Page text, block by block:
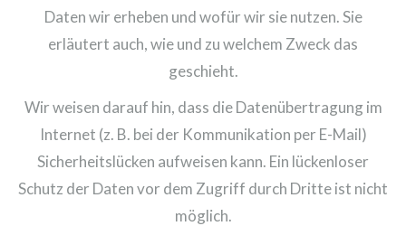
Daten wir erheben und wofür wir sie nutzen. Sie
erläutert auch, wie und zu welchem Zweck das
geschieht.
Wir weisen darauf hin, dass die Datenübertragung im
Internet (z. B. bei der Kommunikation per E-Mail)
Sicherheitslücken aufweisen kann. Ein lückenloser
Schutz der Daten vor dem Zugriff durch Dritte ist nicht
möglich.